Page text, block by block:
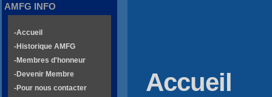
Accueil
AMFG INFO
-Accueil
-Historique AMFG
-Membres d'honneur
-Devenir Membre
-Pour nous contacter